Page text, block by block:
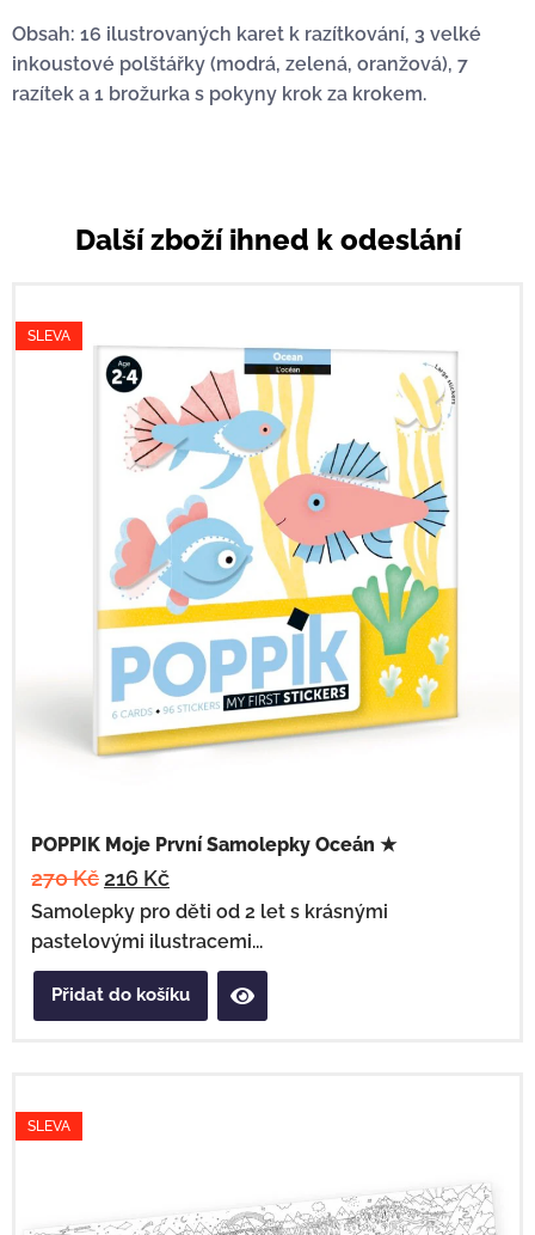
Obsah: 16 ilustrovaných karet k razítkování, 3 velké
inkoustové polštářky (modrá, zelená, oranžová), 7
razítek a 1 brožurka s pokyny krok za krokem.
Další zboží ihned k odeslání
SLEVA
POPPIK Moje První Samolepky Oceán ★
270Kč 216 Kč
Samolepky pro děti od 2 let s krásnými
pastelovými ilustracemi...
Přidat do košíku
SLEVA